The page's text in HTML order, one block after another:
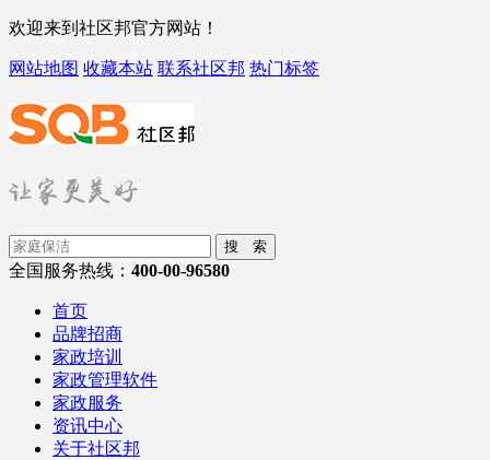
欢迎来到社区邦官方网站！
网站地图 收藏本站 联系社区邦 热门标签
搜 索
全国服务热线： 400-00-96580
首页
品牌招商
家政培训
家政管理软件
家政服务
资讯中心
关于社区邦